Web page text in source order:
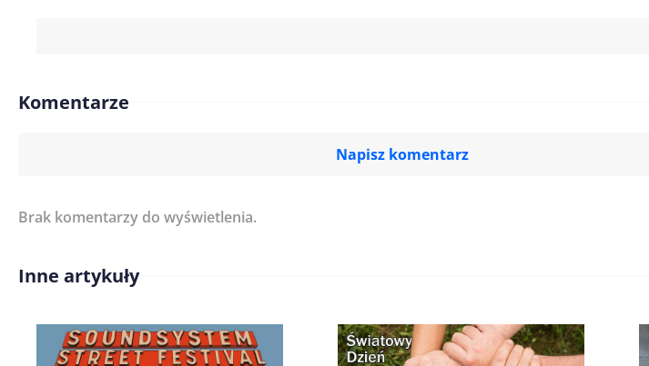
Komentarze
Napisz komentarz
Imię/ Nick*
Brak komentarzy do wyświetlenia.
Inne artykuły